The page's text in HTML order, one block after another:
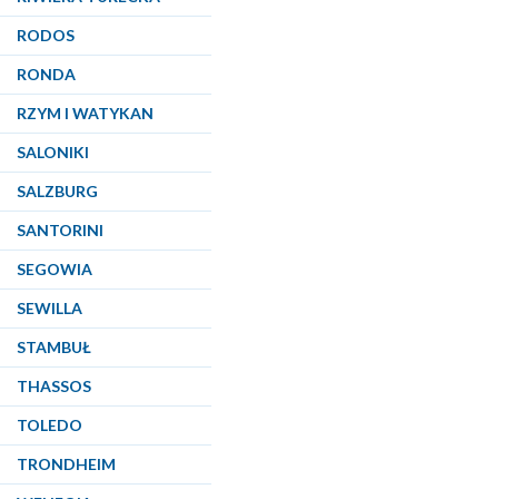
RODOS
RONDA
RZYM I WATYKAN
SALONIKI
SALZBURG
SANTORINI
SEGOWIA
SEWILLA
STAMBUŁ
THASSOS
TOLEDO
TRONDHEIM